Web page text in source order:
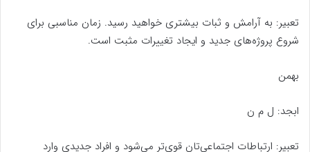
تعبیر: به آرامش و ثبات بیشتری خواهید رسید. زمان مناسبی برای
شروع پروژه‌های جدید و ایجاد تغییرات مثبت است.
بهمن
ابجد: ل م ن
تعبیر: ارتباطات اجتماعی‌تان قوی‌تر می‌شود و افراد جدیدی وارد